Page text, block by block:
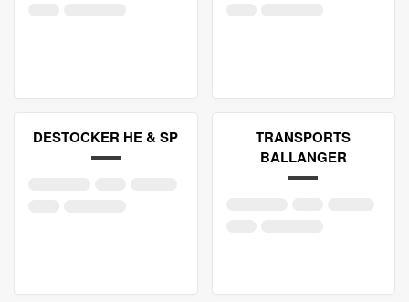
DESTOCKER HE & SP
TRANSPORTS
BALLANGER